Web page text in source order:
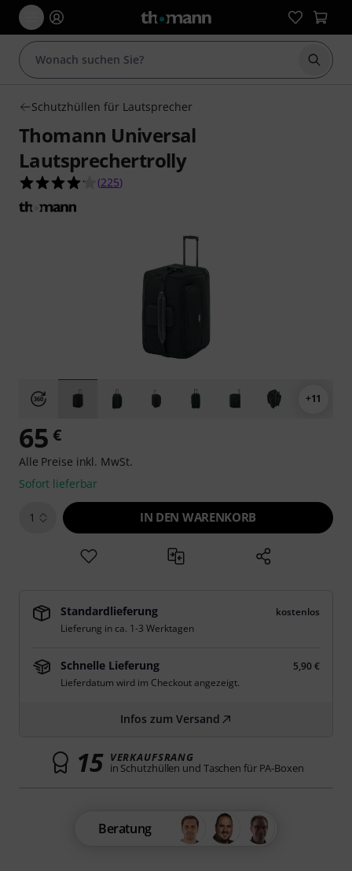
Suche
Schutzhüllen für Lautsprecher
Thomann Universal
Lautsprechertrolly
4.1 von 5 Sternen aus 225 Kundenbewertungen
(225)
+11
65 €
Alle Preise inkl. MwSt.
Sofort lieferbar
1 IN DEN WARENKORB
Standardlieferung
kostenlos
Lieferung in ca. 1-3 Werktagen
Schnelle Lieferung
5,90 €
Lieferdatum wird im Checkout angezeigt.
Infos zum Versand
15 VERKAUFSRANG
in Schutzhüllen und Taschen für PA-Boxen
Beratung